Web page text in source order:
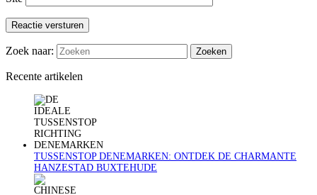
Reactie versturen
Zoek naar:
Recente artikelen
TUSSENSTOP DENEMARKEN: ONTDEK DE CHARMANTE
HANZESTAD BUXTEHUDE